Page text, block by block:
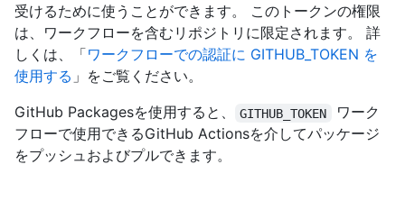
受けるために使うことができます。 このトークンの権限
は、ワークフローを含むリポジトリに限定されます。 詳
しくは、「ワークフローでの認証に GITHUB_TOKEN を
使用する 」をご覧ください。
GitHub Packagesを使用すると、
GITHUB_TOKEN
ワーク
フローで使用できるGitHub Actionsを介してパッケージ
をプッシュおよびプルできます。